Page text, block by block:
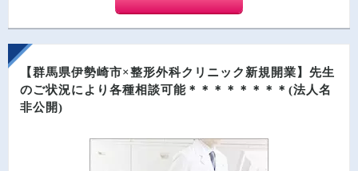
【群馬県伊勢崎市×整形外科クリニック新規開業】先生
のご状況により各種相談可能＊＊＊＊＊＊＊＊(法人名
非公開)